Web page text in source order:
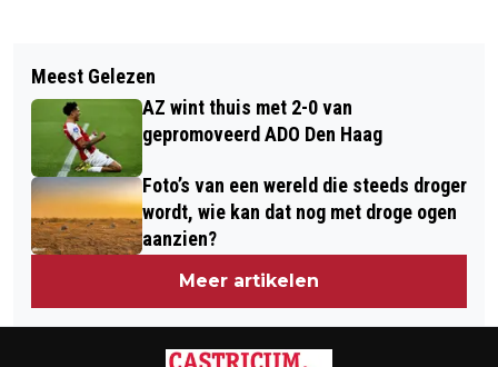
VERMISTE EN GEVONDEN DIEREN
DIERENAMBULANCE KENNEMERLAND
KOFFIECONCERT VAN UPON THE WIND
BIJ DE CIRKEL IN HEEMSKERK
Meest Gelezen
AZ wint thuis met 2-0 van
gepromoveerd ADO Den Haag
Foto’s van een wereld die steeds droger
wordt, wie kan dat nog met droge ogen
aanzien?
Meer artikelen